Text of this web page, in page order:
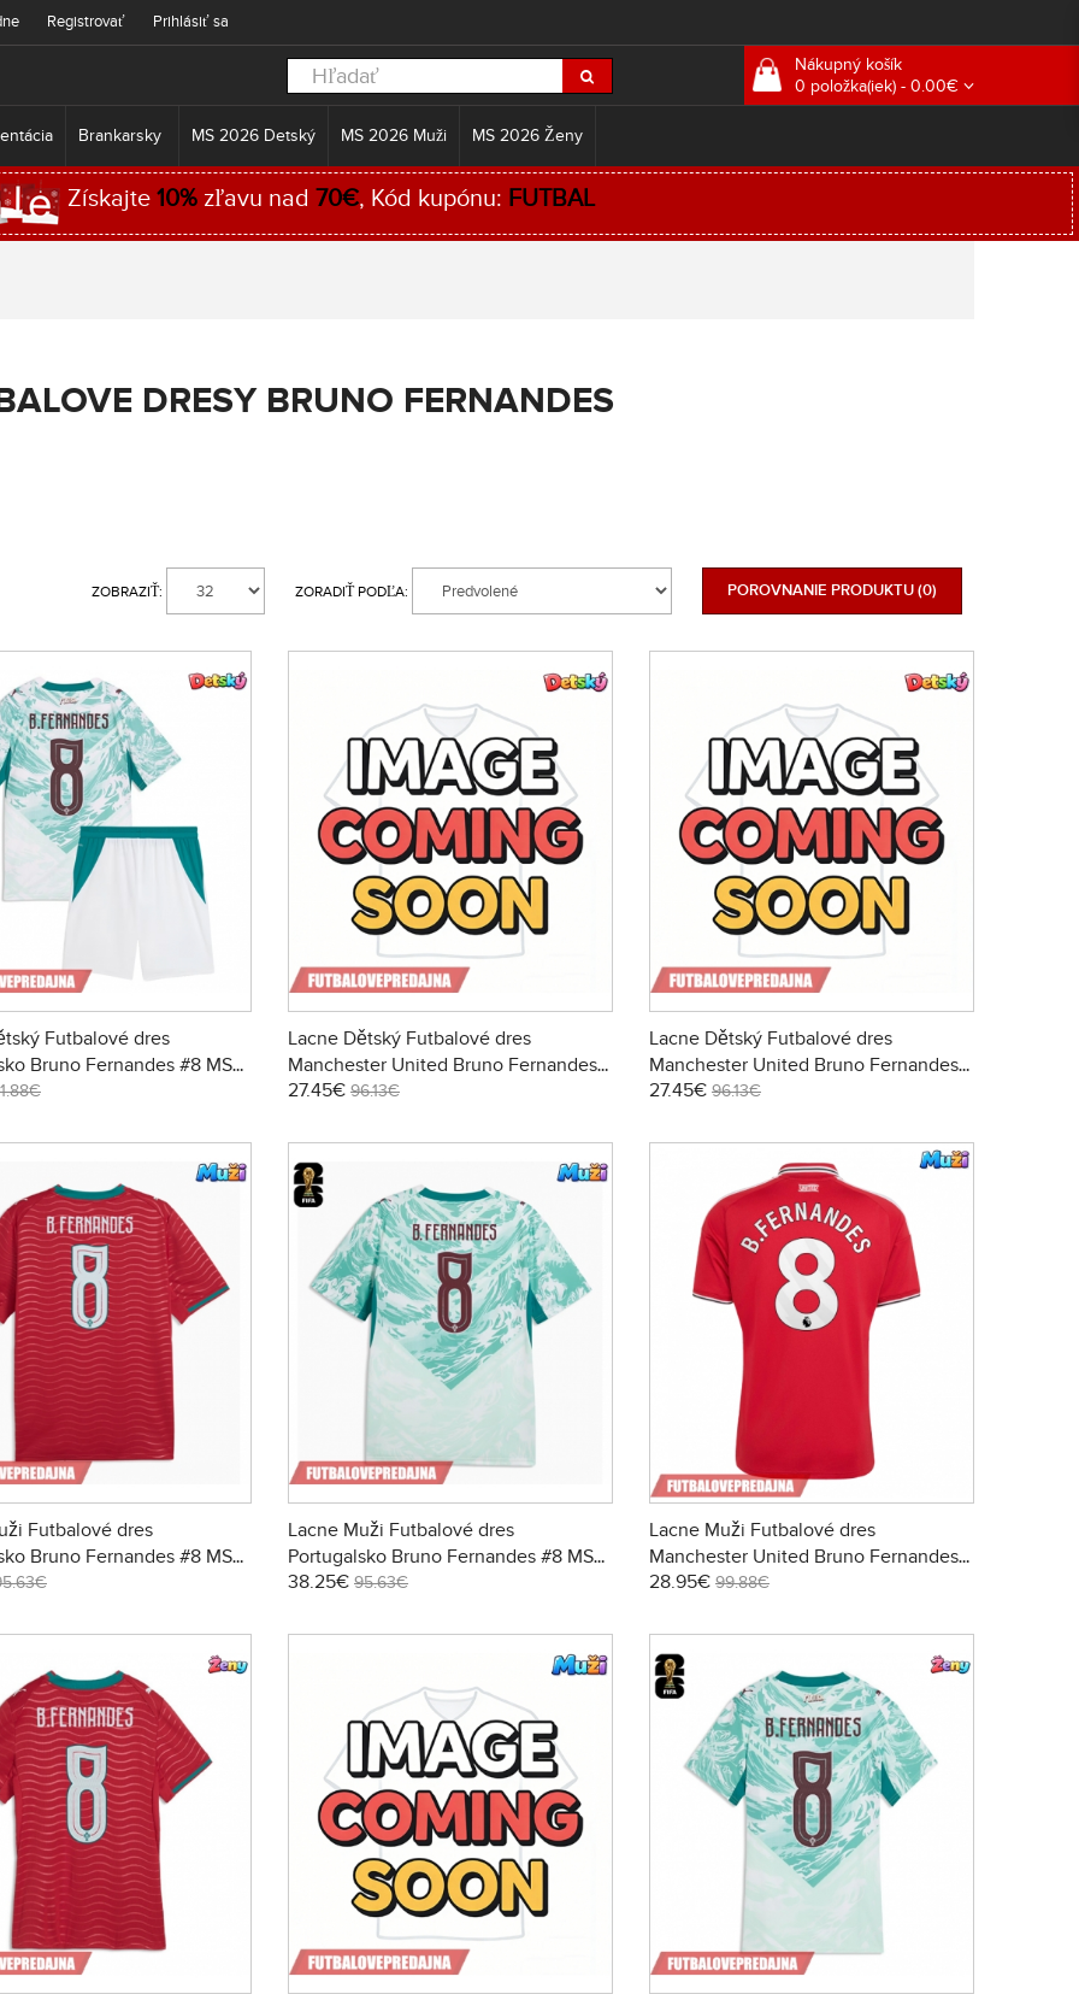
Registrovať Prihlásiť sa
Nákupný košík
0 položka(iek) - 0.00€
Brankarsky MS 2026 Detský MS 2026 Muži MS 2026 Ženy
Získajte 10%zľavu nad 70€, Kód kupónu: FUTBAL
DRESY BRUNO FERNANDES
POROVNANIE PRODUKTU (0)
ZORADIŤ PODĽA:
ZOBRAZIŤ:
Futbalové dres
Bruno Fernandes #8 MS
Rukáv - Preč (+ trenírky)
Lacne Dětský Futbalové dres
Manchester United Bruno Fernandes
#8 2026-27 Krátky Rukáv - Domáci (+
27.45€ 96.13€
Lacne Dětský Futbalové dres
Manchester United Bruno Fernandes
#8 2026-27 Krátky Rukáv - Preč (+
27.45€ 96.13€
Futbalové dres
Bruno Fernandes #8 MS
Rukáv - Domáci
Lacne Muži Futbalové dres
Portugalsko Bruno Fernandes #8 MS
2026 Krátky Rukáv - Preč
38.25€ 95.63€
Lacne Muži Futbalové dres
Manchester United Bruno Fernandes
#8 2026-27 Krátky Rukáv - Domáci
28.95€ 99.88€